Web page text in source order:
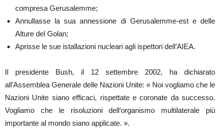
compresa Gerusalemme;
Annullasse la sua annessione di Gerusalemme-est e delle
Alture del Golan;
Aprisse le sue istallazioni nucleari agli ispettori dell’AIEA.
Il presidente Bush, il 12 settembre 2002, ha dichiarato
all’Assemblea Generale delle Nazioni Unite: « Noi vogliamo che le
Nazioni Unite siano efficaci, rispettate e coronate da successo.
Vogliamo che le risoluzioni dell’organismo multilaterale più
importante al mondo siano applicate. ».